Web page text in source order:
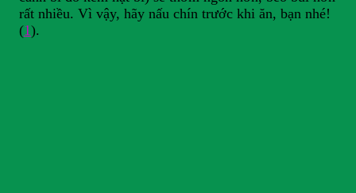
rất nhiều. Vì vậy, hãy nấu chín trước khi ăn, bạn nhé!
(1).